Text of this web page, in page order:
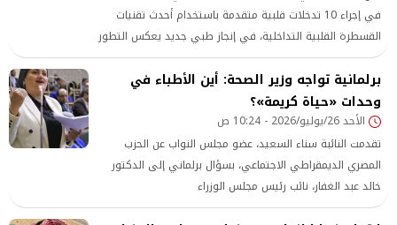
في إجراء 10 تدخلات قلبية متقدمة باستخدام أحدث تقنيات
القسطرة القلبية التداخلية، في إنجاز طبي جديد يعكس التطور
المتسارع الذي تشهده مستشفيات الهيئة، وقدرتها على
برلمانية تواجه وزير الصحة: أين الأطباء في
وحدات «حياة كريمة»؟
الأحد 26/يوليو/2026 - 10:24 ص
تقدمت النائبة سناء السعيد، عضو مجلس النواب عن الحزب
المصري الديمقراطي الاجتماعي، بسؤال برلماني إلى الدكتور
خالد عبد الغفار، نائب رئيس مجلس الوزراء